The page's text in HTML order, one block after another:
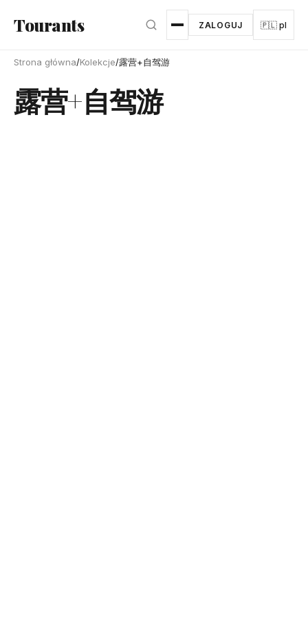
Tourants ZALOGUJ 🇵🇱 pl
Strona główna/Kolekcje/露营+自驾游
露营+自驾游